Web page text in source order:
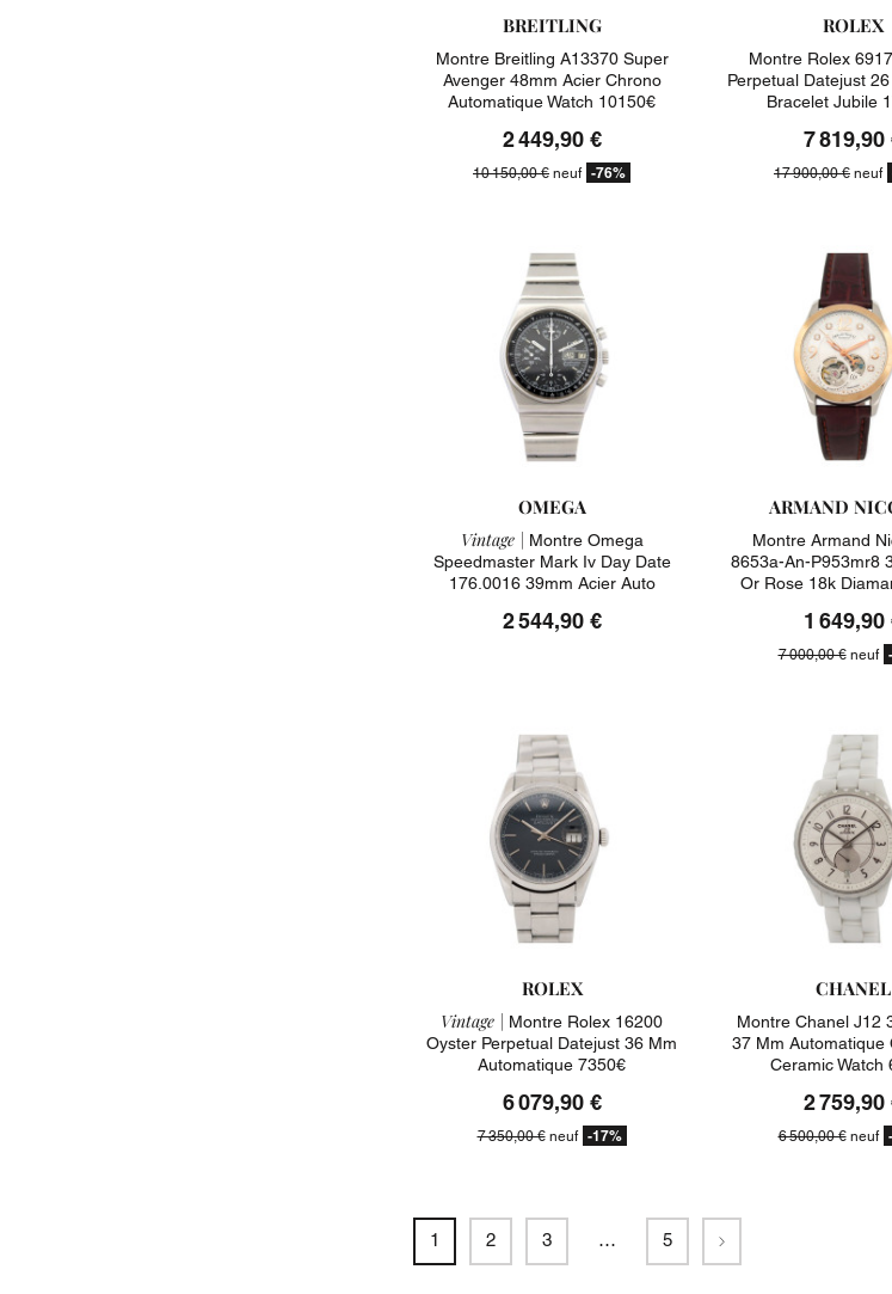
BREITLING
Montre Breitling A13370 Super
Avenger 48mm Acier Chrono
Automatique Watch 10150€
2 449,90 €
10 150,00 € neuf -76%
ROLEX
Montre Rolex
Perpetual Datejust
Bracelet Jubile
7 819,90
17 900,00 € neuf
OMEGA
Vintage | Montre Omega
Speedmaster Mark Iv Day Date
176.0016 39mm Acier Auto
2 544,90 €
ARMAND
Montre Armand
8653a-An-P953mr8
Or Rose 18k
1 649,90
7 000,00 €neuf
ROLEX
Vintage | Montre Rolex 16200
Oyster Perpetual Datejust 36 Mm
Automatique 7350€
6 079,90 €
7 350,00 €neuf -17%
CHANEL
Montre Chanel J12
37 Mm Automatique
Ceramic Watch
2 759,90
6 500,00 €neuf
1 2 3 … 5 Suivant